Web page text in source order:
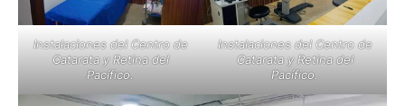
Instalaciones del Centro de
Catarata y Retina del
Pacífico.
Instalaciones del Centro de
Catarata y Retina del
Pacífico.